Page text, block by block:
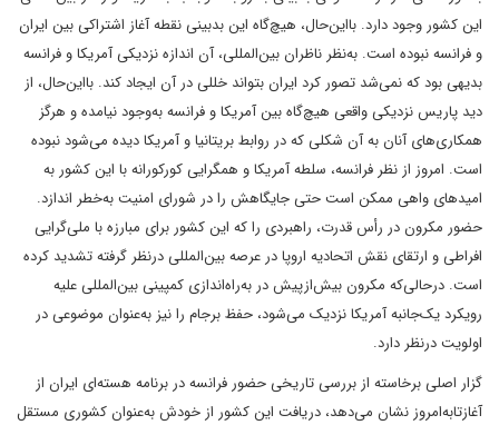
این کشور وجود دارد. بااین‌حال، هیچ‌گاه این بدبینی نقطه آغاز اشتراکی بین ایران
و فرانسه نبوده است. به‌نظر ناظران بین‌المللی، آن اندازه نزدیکی آمریکا و فرانسه
بدیهی بود که نمی‌شد تصور کرد ایران بتواند خللی در آن ایجاد کند. بااین‌حال، از
دید پاریس نزدیکی واقعی هیچ‌گاه بین آمریکا و فرانسه به‌وجود نیامده و هرگز
همکاری‌های آنان به آن شکلی که در روابط بریتانیا و آمریکا دیده می‌شود نبوده
است. امروز از نظر فرانسه، سلطه آمریکا و همگرایی کورکورانه با این کشور به
امیدهای واهی ممکن است حتی جایگاهش را در شورای امنیت به‌خطر اندازد.
حضور مکرون در رأس قدرت، راهبردی را که این کشور برای مبارزه با ملی‌گرایی
افراطی و ارتقای نقش اتحادیه اروپا در عرصه بین‌المللی درنظر گرفته تشدید کرده
است. درحالی‌که مکرون بیش‌ازپیش در به‌راه‌اندازی کمپینی بین‌المللی علیه
رویکرد یک‌جانبه آمریکا نزدیک می‌شود، حفظ برجام را نیز به‌عنوان موضوعی در
اولویت درنظر دارد.
گزار اصلی برخاسته از بررسی تاریخی حضور فرانسه در برنامه هسته‌ای ایران از
آغاز‌تا‌‌به‌‌امروز نشان می‌دهد، دریافت این کشور از خودش به‌عنوان کشوری مستقل